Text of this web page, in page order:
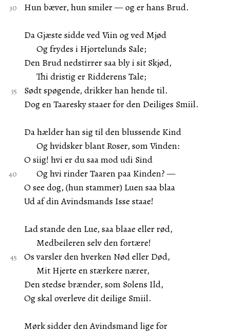
Hun bæver, hun smiler — og er hans Brud.
Da Gjæste sidde ved Viin og ved Mjød
Og frydes i Hjortelunds Sale;
Den Brud nedstirrer saa bly i sit Skjød,
Thi dristig er Ridderens Tale;
Sødt spøgende, drikker han hende til.
Dog en Taaresky staaer for den Deiliges Smiil.
Da hælder han sig til den blussende Kind
Og hvidsker blant Roser, som Vinden:
O siig! hvi er du saa mod udi Sind
Og hvi rinder Taaren paa Kinden? —
O see dog, (hun stammer) Luen saa blaa
Ud af din Avindsmands Isse staae!
Lad stande den Lue, saa blaae eller rød,
Medbeileren selv den fortære!
Os varsler den hverken Nød eller Død,
Mit Hjerte en stærkere nærer,
Den stedse brænder, som Solens Ild,
Og skal overleve dit deilige Smiil.
Mørk sidder den Avindsmand lige for